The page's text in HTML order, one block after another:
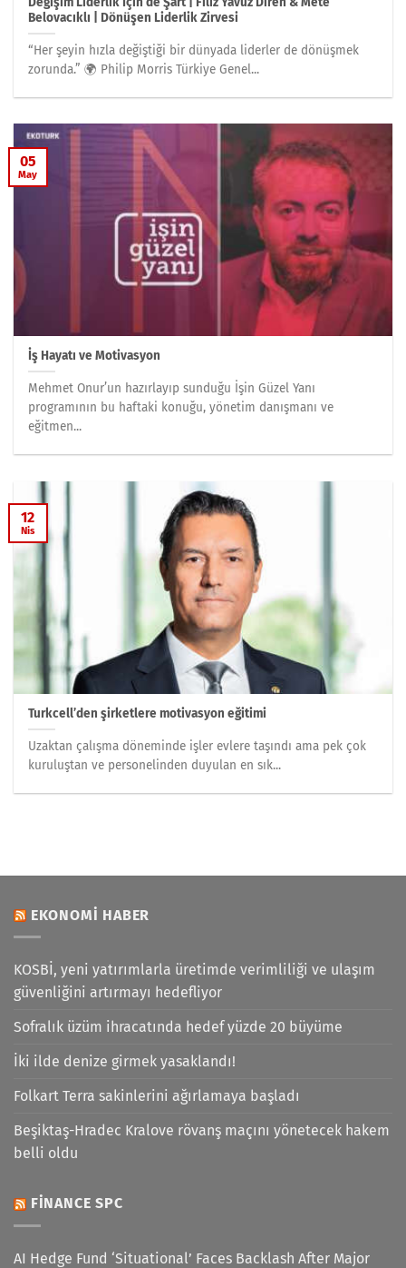
Belovacıklı | Dönüşen Liderlik Zirvesi
“Her şeyin hızla değiştiği bir dünyada liderler de dönüşmek
zorunda.” 🌍 Philip Morris Türkiye Genel...
İş Hayatı ve Motivasyon
Mehmet Onur’un hazırlayıp sunduğu İşin Güzel Yanı
programının bu haftaki konuğu, yönetim danışmanı ve
eğitmen...
05
May
Turkcell’den şirketlere motivasyon eğitimi
Uzaktan çalışma döneminde işler evlere taşındı ama pek çok
kuruluştan ve personelinden duyulan en sık...
12
Nis
EKONOMI HABER
KOSBİ, yeni yatırımlarla üretimde verimliliği ve ulaşım
güvenliğini artırmayı hedefliyor
Sofralık üzüm ihracatında hedef yüzde 20 büyüme
İki ilde denize girmek yasaklandı!
Folkart Terra sakinlerini ağırlamaya başladı
Beşiktaş-Hradec Kralove rövanş maçını yönetecek hakem
belli oldu
FINANCE SPC
AI Hedge Fund ‘Situational’ Faces Backlash After Major